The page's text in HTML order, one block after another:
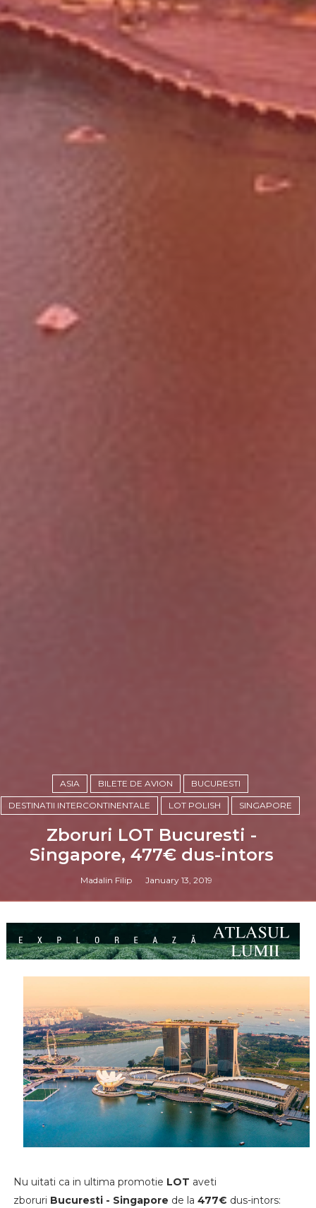
ASIA BILETE DE AVION BUCURESTI
DESTINATII INTERCONTINENTALE LOT POLISH SINGAPORE
Zboruri LOT Bucuresti -
Singapore, 477€ dus-intors
Madalin Filip January 13, 2019
Nu uitati ca in ultima promotie LOT aveti
zboruri Bucuresti - Singapore de la 477€ dus-intors: